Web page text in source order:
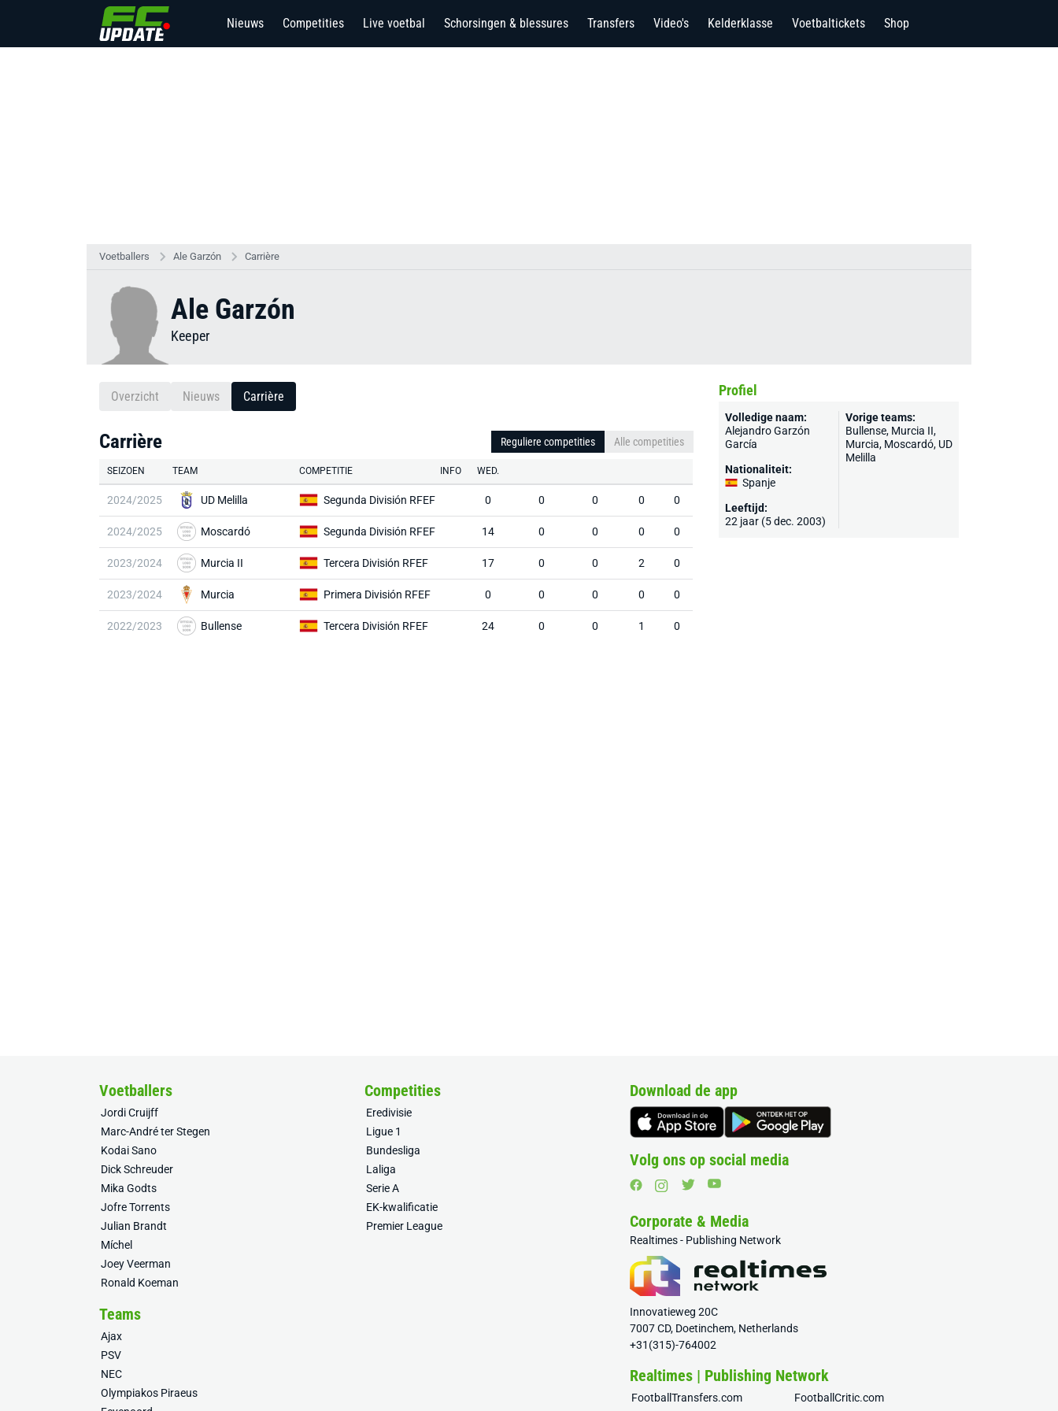
Nieuws Competities Live voetbal Schorsingen & blessures Transfers Video's Kelderklasse Voetbaltickets Shop
Voetballers Ale Garzón Carrière
Ale Garzón
Keeper
Overzicht Nieuws Carrière
Carrière Reguliere competities Alle competities
SEIZOEN TEAM COMPETITIE INFO WED.
2024/2025 UD Melilla Segunda División RFEF 0 0 0 0 0
2024/2025 Moscardó Segunda División RFEF 14 0 0 0 0
2023/2024 Murcia II Tercera División RFEF 17 0 0 2 0
2023/2024 Murcia Primera División RFEF 0 0 0 0 0
2022/2023 Bullense Tercera División RFEF 24 0 0 1 0
Profiel
Volledige naam:
Alejandro Garzón
García
Nationaliteit:
Spanje
Leeftijd:
22 jaar (5 dec. 2003)
Vorige teams:
Bullense, Murcia II,
Murcia, Moscardó, UD
Melilla
Voetballers
Jordi Cruijff
Marc-André ter Stegen
Kodai Sano
Dick Schreuder
Mika Godts
Jofre Torrents
Julian Brandt
Míchel
Joey Veerman
Ronald Koeman
Competities
Eredivisie
Ligue 1
Bundesliga
Laliga
Serie A
EK-kwalificatie
Premier League
Teams
Ajax
PSV
NEC
Olympiakos Piraeus
Download de app
Volg ons op social media
Corporate & Media
Realtimes - Publishing Network
Innovatieweg 20C
7007 CD, Doetinchem, Netherlands
+31(315)-764002
Realtimes | Publishing Network
FootballTransfers.com
FootballCritic.com